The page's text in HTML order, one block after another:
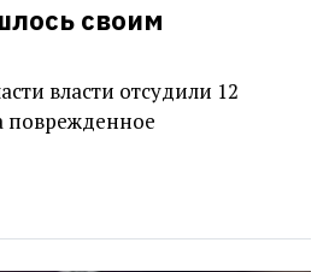
своим
власти отсудили 12
поврежденное